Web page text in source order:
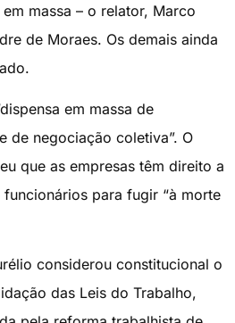
massa – o relator, Marco
de Moraes. Os demais ainda
em massa de
de negociação coletiva”. O
que as empresas têm direito a
para fugir “à morte
considerou constitucional o
das Leis do Trabalho,